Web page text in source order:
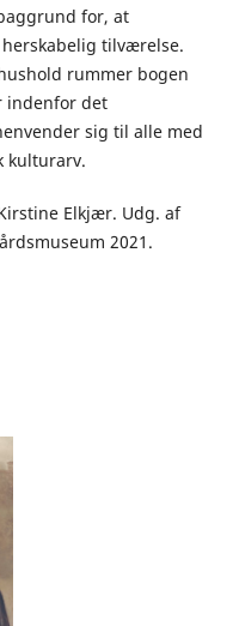
for, at
tilværelse.
rummer bogen
indenfor det
sig til alle med
kulturarv.
Elkjær. Udg. af
2021.